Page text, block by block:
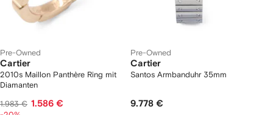
Pre-Owned
Cartier
2010s Maillon Panthère Ring mit
Diamanten
1.983 € 1.586 €
Pre-Owned
Cartier
Santos Armbanduhr 35mm
9.778 €